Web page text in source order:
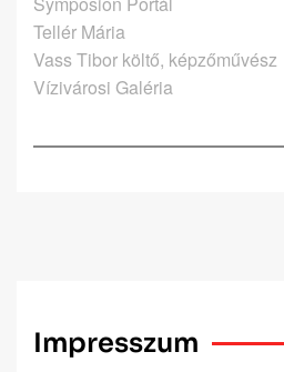
Tellér Mária
Vass Tibor költő, képzőművész
Vízivárosi Galéria
Impresszum